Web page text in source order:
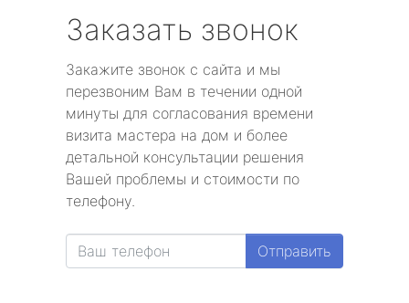
Заказать звонок
Закажите звонок с сайта и мы
перезвоним Вам в течении одной
минуты для согласования времени
визита мастера на дом и более
детальной консультации решения
Вашей проблемы и стоимости по
телефону.
Отправить